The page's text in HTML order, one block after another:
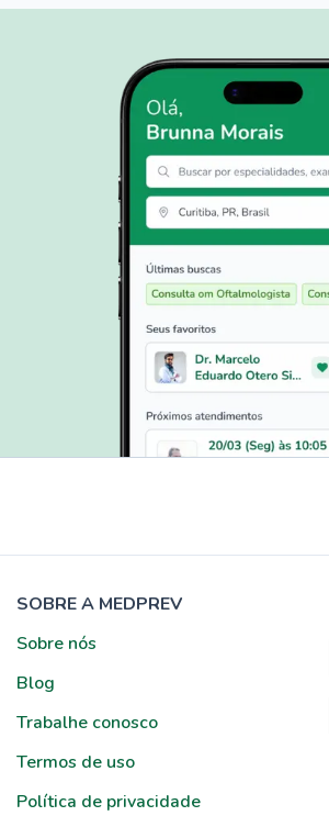
SOBRE A MEDPREV
Sobre nós
Blog
Trabalhe conosco
Termos de uso
Política de privacidade